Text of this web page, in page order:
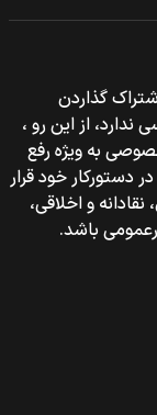
گذاردن
ندارد، از این رو ،
به ویژه رفع
دستورکار خود قرار
و اخلاقی،
باشد.